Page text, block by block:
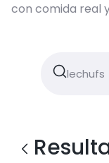
con comida real